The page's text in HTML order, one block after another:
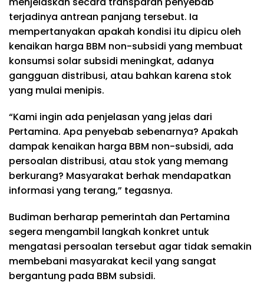
terjadinya antrean panjang tersebut. Ia
mempertanyakan apakah kondisi itu dipicu oleh
kenaikan harga BBM non-subsidi yang membuat
konsumsi solar subsidi meningkat, adanya
gangguan distribusi, atau bahkan karena stok
yang mulai menipis.
“Kami ingin ada penjelasan yang jelas dari
Pertamina. Apa penyebab sebenarnya? Apakah
dampak kenaikan harga BBM non-subsidi, ada
persoalan distribusi, atau stok yang memang
berkurang? Masyarakat berhak mendapatkan
informasi yang terang,” tegasnya.
Budiman berharap pemerintah dan Pertamina
segera mengambil langkah konkret untuk
mengatasi persoalan tersebut agar tidak semakin
membebani masyarakat kecil yang sangat
bergantung pada BBM subsidi.